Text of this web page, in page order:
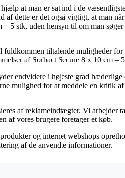
at man er sat ind i de
af dette er det også vigtigt, at man
– 5 stk, uden hensyn til om man
fuldkommen tiltalende muligheder
af Sorbact Secure 8 x 10 cm –
endvidere i højeste grad
mulighed for at meddele en kritik
af reklameindtægter. Vi arbejder
af vores brugere foretager et køb.
og internet webshops
af de anvendte informationer.